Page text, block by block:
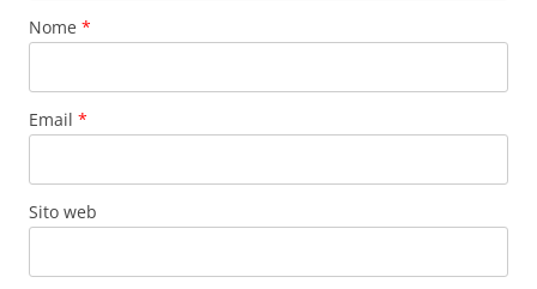
Nome *
Email *
Sito web